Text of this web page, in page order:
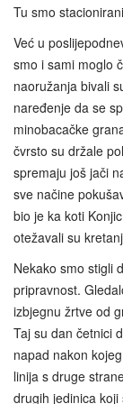
Tu smo
Već u
smo i sami moglo
naoružanja bivali
naređenje da se
minobacačke
čvrsto su držale
spremaju još jači
sve načine
bio je ka koti
otežavali su
Nekako smo stigli
pripravnost.
izbjegnu žrtve od
Taj su dan četnici
napad nakon
linija s druge
drugih jedinica